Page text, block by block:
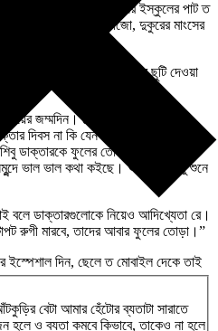
গিন্নির আপিস ছুটি। ছেলের ইস্কুলের পাট ত
বানাও, মামলেট ভাজো, দুকুরের মাংসের
করে হয়েছে গো।”
বেস্পতিবার কি লক্ষ্মীপুজোর ছুটি দেওয়া
জম্মদিন। সেজন্যে আজ ত সব বন্দ
দিবস না কি যেন একটা। তেলিপাড়ার
ডাক্তারকে ফুলের তোড়া দিয়ে বসিয়ে
ভাল ভাল কথা কইছে। আমিও ত এট্টু শুনে
বলে ডাক্তারগুলোকে নিয়েও আদিখ্যেতা রে।
রুগী মারবে, তাদের আবার ফুলের তোড়া।”
দিন, ছেলে ত মোবাইল দেকে তাই
বেটা আমার হেঁটোর ব্যতাটা সারাতে
হলে ও ব্যতা কমবে কিভাবে, তাকেও না হলে